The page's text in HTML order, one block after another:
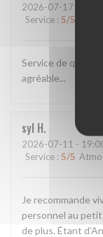
2026-07-17
Service : 5/5
Service de qualité
agréable...
syl H
2026-07-11 -
Service : 5/5
Je recommande
personnel au
de plus. Étant